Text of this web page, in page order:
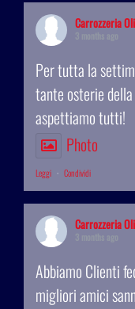
Carrozzeria
Per tutta la
tante osterie
aspettiamo tutti!
Photo
Leggi · Condividi
Carrozzeria
Abbiamo Clienti
migliori amici